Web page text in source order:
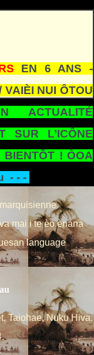
EN 6 ANS -
VAIÈI NUI ÔTOU
ACTUALITÉ
SUR L’ICÔNE
! ÒOA
- - -
mai i te èo ènana
language
Taiohae, Nuku Hiva.